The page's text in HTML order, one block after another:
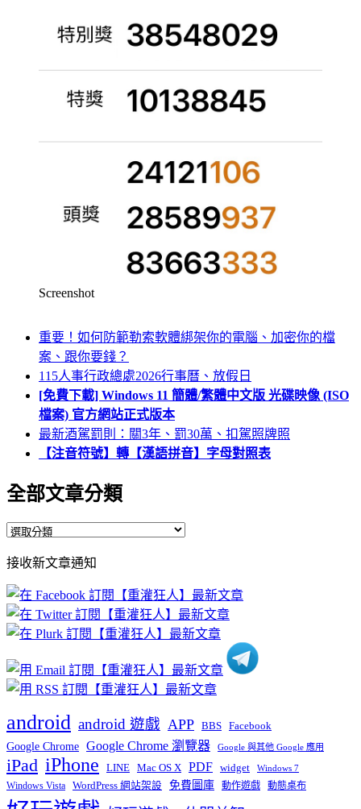
Screenshot
重要！如何防範勒索軟體綁架你的電腦、加密你的檔
案、跟你要錢？
115人事行政總處2026行事曆、放假日
[免費下載] Windows 11 簡體/繁體中文版 光碟映像 (ISO
檔案) 官方網站正式版本
最新酒駕罰則：關3年、罰30萬、扣駕照牌照
【注音符號】轉【漢語拼音】字母對照表
全部文章分類
全
文
章
分
類
接收新文章通知
android android 遊戲 APP BBS Facebook
Google Chrome Google Chrome 瀏覽器 Google 與其他 Google 應用
iPad iPhone LINE Mac OS X PDF widget Windows 7
Windows Vista WordPress 網站架設 免費圖庫 動作遊戲 動態桌布